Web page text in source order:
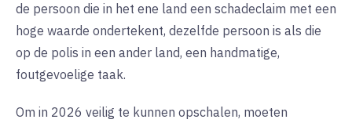
de persoon die in het ene land een schadeclaim met een
hoge waarde ondertekent, dezelfde persoon is als die
op de polis in een ander land, een handmatige,
foutgevoelige taak.
Om in 2026 veilig te kunnen opschalen, moeten